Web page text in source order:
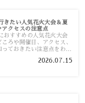
きたい人気花火大会＆夏
アクセスの注意点
おすすめの人気花火大会
ろや開催日、アクセス、
ておきたい注意点をわか
2026.07.15